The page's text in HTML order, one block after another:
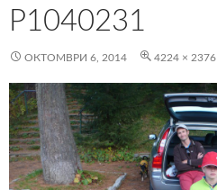
P1040231
ОКТОМВРИ 6, 2014 4224 × 2376